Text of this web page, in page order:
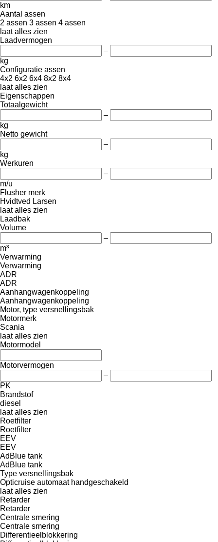
km
Aantal assen
2 assen 3 assen 4 assen
laat alles zien
Laadvermogen
–
kg
Configuratie assen
4x2 6x2 6x4 8x2 8x4
laat alles zien
Eigenschappen
Totaalgewicht
–
kg
Netto gewicht
–
kg
Werkuren
–
m/u
Flusher merk
Hvidtved Larsen
laat alles zien
Laadbak
Volume
–
m³
Verwarming
Verwarming
ADR
ADR
Aanhangwagenkoppeling
Aanhangwagenkoppeling
Motor, type versnellingsbak
Motormerk
Scania
laat alles zien
Motormodel
Motorvermogen
–
PK
Brandstof
diesel
laat alles zien
Roetfilter
Roetfilter
EEV
EEV
AdBlue tank
AdBlue tank
Type versnellingsbak
Opticruise automaat handgeschakeld
laat alles zien
Retarder
Retarder
Centrale smering
Centrale smering
Differentieelblokkering